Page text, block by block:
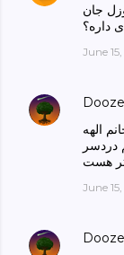
جان
داره؟
June
الهه
دردسر
هست
June